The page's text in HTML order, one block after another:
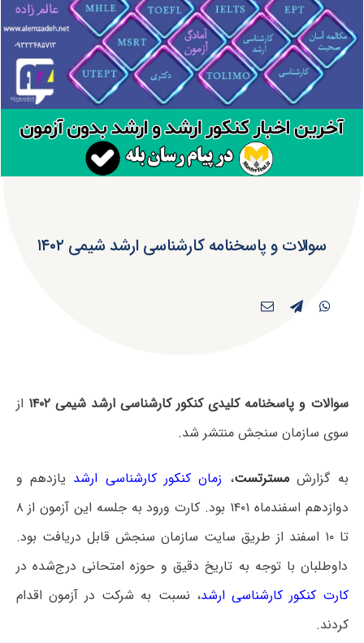
سوالات و پاسخنامه کارشناسی ارشد شیمی ۱۴۰۲
سوالات و پاسخنامه کلیدی کنکور کارشناسی ارشد شیمی ۱۴۰۲
از
سوی سازمان سنجش منتشر شد.
به گزارشمسترتست، زمان کنکور کارشناسی ارشد یازدهم و
دوازدهم اسفندماه ۱۴۰۱ بود. کارت ورود به جلسه این آزمون از ۸
تا ۱۰ اسفند از طریق سایت سازمان سنجش قابل دریافت بود.
داوطلبان با توجه به تاریخ دقیق و حوزه امتحانی درج‌شده در
کارت کنکور کارشناسی ارشد، نسبت به شرکت در آزمون اقدام
کردند.